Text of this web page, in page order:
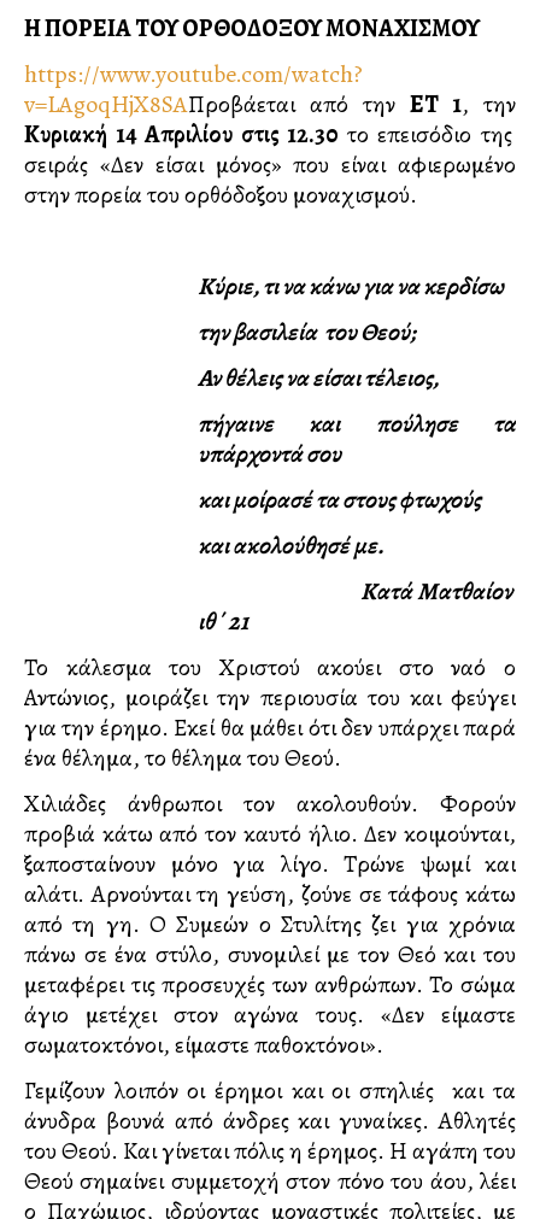
Η ΠΟΡΕΙΑ ΤΟΥ ΟΡΘΟΔΟΞΟΥ ΜΟΝΑΧΙΣΜΟΥ
https://www.youtube.com/watch?
v=LAgoqHjX8SAΠροβάλλεται από την ΕΤ 1, την
Κυριακή 14 Απριλίου στις 12.30 το επεισόδιο της
σειράς «Δεν είσαι μόνος» που είναι αφιερωμένο
στην πορεία του ορθόδοξου μοναχισμού.
Κύριε, τι να κάνω για να κερδίσω
την βασιλεία του Θεού;
Αν θέλεις να είσαι τέλειος,
πήγαινε και πούλησε τα
υπάρχοντά σου
και μοίρασέ τα στους φτωχούς
και ακολούθησέ με.
Κατά Ματθαίον
ιθ΄ 21
Το κάλεσμα του Χριστού ακούει στο ναό ο
Αντώνιος, μοιράζει την περιουσία του και φεύγει
για την έρημο. Εκεί θα μάθει ότι δεν υπάρχει παρά
ένα θέλημα, το θέλημα του Θεού.
Χιλιάδες άνθρωποι τον ακολουθούν. Φορούν
προβιά κάτω από τον καυτό ήλιο. Δεν κοιμούνται,
ξαποσταίνουν μόνο για λίγο. Τρώνε ψωμί και
αλάτι. Αρνούνται τη γεύση, ζούνε σε τάφους κάτω
από τη γη. Ο Συμεών ο Στυλίτης ζει για χρόνια
πάνω σε ένα στύλο, συνομιλεί με τον Θεό και του
μεταφέρει τις προσευχές των ανθρώπων. Το σώμα
άγιο μετέχει στον αγώνα τους. «Δεν είμαστε
σωματοκτόνοι, είμαστε παθοκτόνοι».
Γεμίζουν λοιπόν οι έρημοι και οι σπηλιές και τα
άνυδρα βουνά από άνδρες και γυναίκες. Αθλητές
του Θεού. Και γίνεται πόλις η έρημος. Η αγάπη του
Θεού σημαίνει συμμετοχή στον πόνο του άλλου, λέει
ο Παχώμιος, ιδρύοντας μοναστικές πολιτείες, με